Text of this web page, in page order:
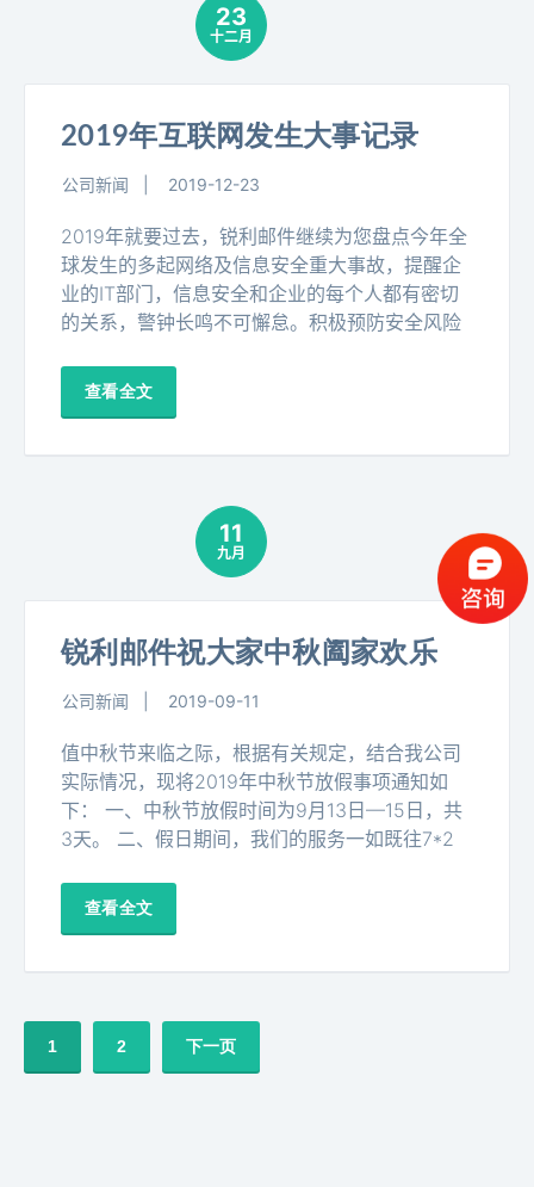
23
十二月
2019年互联网发生大事记录
公司新闻 2019-12-23
2019年就要过去，锐利邮件继续为您盘点今年全
球发生的多起网络及信息安全重大事故，提醒企
业的IT部门，信息安全和企业的每个人都有密切
的关系，警钟长鸣不可懈怠。积极预防安全风险
查看全文
11
九月
锐利邮件祝大家中秋阖家欢乐
公司新闻 2019-09-11
值中秋节来临之际，根据有关规定，结合我公司
实际情况，现将2019年中秋节放假事项通知如
下：
一、中秋节放假时间为9月13日—15日，共
3天。
二、假日期间，我们的服务一如既往7*2
查看全文
1 2 下一页